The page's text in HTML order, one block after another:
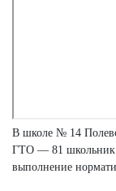
В школе № 14
ГТО — 81 школьник
выполнение